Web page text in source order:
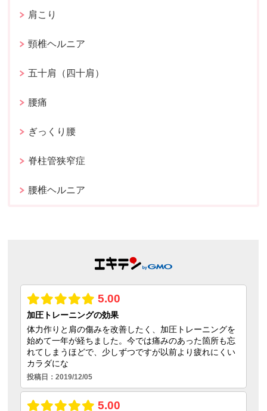
肩こり
頸椎ヘルニア
五十肩（四十肩）
腰痛
ぎっくり腰
脊柱管狭窄症
腰椎ヘルニア